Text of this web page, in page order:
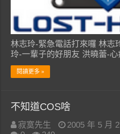
林志玲-緊急電話打來囉 林志
玲-一輩子的好朋友 洪曉蕾-
閱讀更多 »
不知道COS啥
寂寞先生 2005 年 5 月